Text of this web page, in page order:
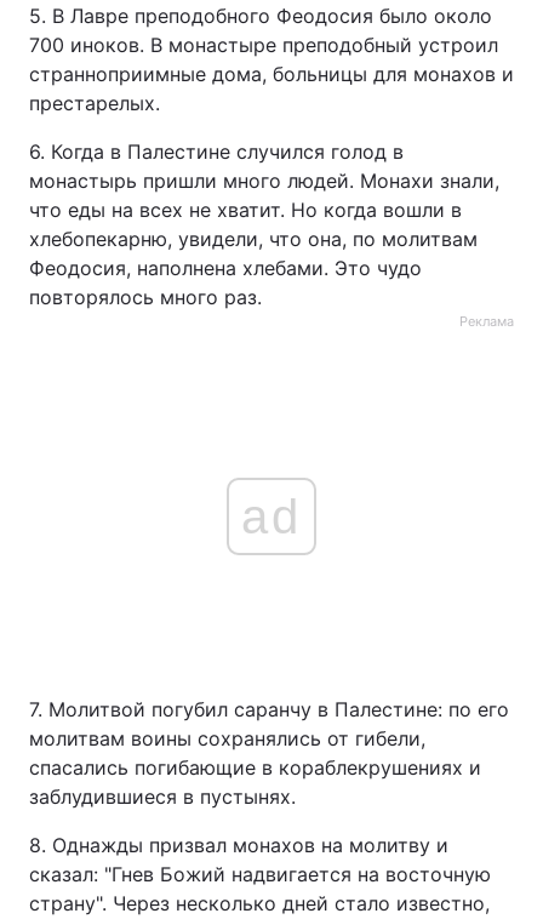
Послуги
Тема оформлення
5. В Лавре преподобного Феодосия было около
700 иноков. В монастыре преподобный устроил
странноприимные дома, больницы для монахов и
престарелых.
6. Когда в Палестине случился голод в
монастырь пришли много людей. Монахи знали,
что еды на всех не хватит. Но когда вошли в
хлебопекарню, увидели, что она, по молитвам
Феодосия, наполнена хлебами. Это чудо
повторялось много раз.
Реклама
ad
7. Молитвой погубил саранчу в Палестине: по его
молитвам воины сохранялись от гибели,
спасались погибающие в кораблекрушениях и
заблудившиеся в пустынях.
8. Однажды призвал монахов на молитву и
сказал: "Гнев Божий надвигается на восточную
страну". Через несколько дней стало известно,